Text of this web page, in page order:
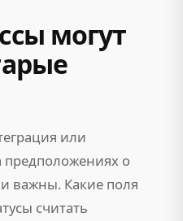
могут
или
предположениях о
важны. Какие поля
считать